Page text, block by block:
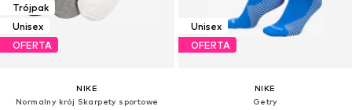
Trójpak
Unisex
OFERTA
NIKE
Normalny krój Skarpety sportowe
Unisex
OFERTA
NIKE
Getry